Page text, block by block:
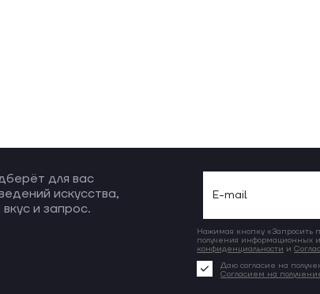
для вас
искусства,
и запрос.
Нажимая кнопку «Запросить
получения информационных
конфиденциальности и
Даю согласие на
Согласием на